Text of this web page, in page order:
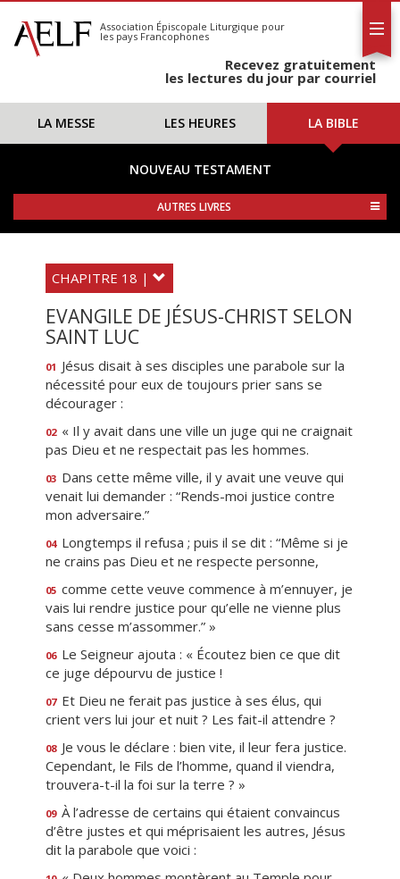
S'abonner
Calendrier
Association Épiscopale Liturgique pour
les pays Francophones
Recevez gratuitement
les lectures du jour par courriel
LA MESSE LES HEURES LA BIBLE
NOUVEAU TESTAMENT
AUTRES LIVRES
CHAPITRE 18 |
EVANGILE DE JÉSUS-CHRIST SELON
SAINT LUC
01 Jésus disait à ses disciples une parabole sur la
nécessité pour eux de toujours prier sans se
décourager :
02 « Il y avait dans une ville un juge qui ne craignait
pas Dieu et ne respectait pas les hommes.
03 Dans cette même ville, il y avait une veuve qui
venait lui demander : “Rends-moi justice contre
mon adversaire.”
04 Longtemps il refusa ; puis il se dit : “Même si je
ne crains pas Dieu et ne respecte personne,
05 comme cette veuve commence à m’ennuyer, je
vais lui rendre justice pour qu’elle ne vienne plus
sans cesse m’assommer.” »
06 Le Seigneur ajouta : « Écoutez bien ce que dit
ce juge dépourvu de justice !
07 Et Dieu ne ferait pas justice à ses élus, qui
crient vers lui jour et nuit ? Les fait-il attendre ?
08 Je vous le déclare : bien vite, il leur fera justice.
Cependant, le Fils de l’homme, quand il viendra,
trouvera-t-il la foi sur la terre ? »
09 À l’adresse de certains qui étaient convaincus
d’être justes et qui méprisaient les autres, Jésus
dit la parabole que voici :